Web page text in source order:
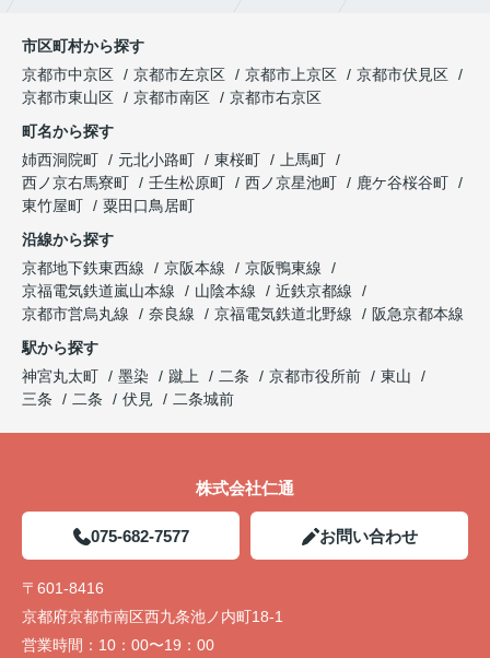
市区町村から探す
京都市中京区
京都市左京区 京都市上京区
京都市伏見区
京都市東山区
京都市南区
京都市右京区
町名から探す
姉西洞院町
元北小路町 東桜町
上馬町
西ノ京右馬寮町
壬生松原町 西ノ京星池町
鹿ケ谷桜谷町
東竹屋町
粟田口鳥居町
沿線から探す
京都地下鉄東西線
京阪本線
京阪鴨東線
京福電気鉄道嵐山本線
山陰本線
近鉄京都線
京都市営烏丸線
奈良線 京福電気鉄道北野線
阪急京都本線
駅から探す
神宮丸太町
墨染 蹴上 二条 京都市役所前
東山
三条
二条 伏見 二条城前
株式会社仁通
075-682-7577 お問い合わせ
〒601-8416
京都府京都市南区西九条池ノ内町18-1
営業時間： 10：00〜19：00